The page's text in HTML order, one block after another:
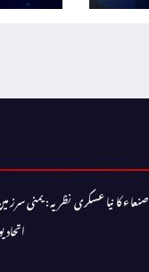
صنعاء کا نیا عسکری نظریہ: یمنی